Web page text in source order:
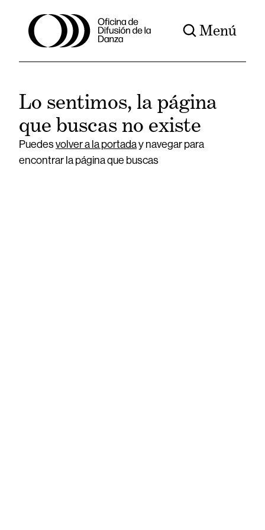
Menú
Lo sentimos, la página
que buscas no existe
Puedesvolver a la portaday navegar para
encontrar la página que buscas